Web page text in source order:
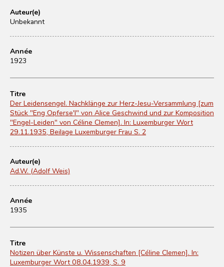
Auteur(e)
Unbekannt
Année
1923
Titre
Der Leidensengel. Nachklänge zur Herz-Jesu-Versammlung [zum
Stück "Eng Opferse'l" von Alice Geschwind und zur Komposition
"Engel-Leiden" von Céline Clemen]. In: Luxemburger Wort
29.11.1935, Beilage Luxemburger Frau S. 2
Auteur(e)
Ad.W. (Adolf Weis)
Année
1935
Titre
Notizen über Künste u. Wissenschaften [Céline Clemen]. In:
Luxemburger Wort 08.04.1939, S. 9